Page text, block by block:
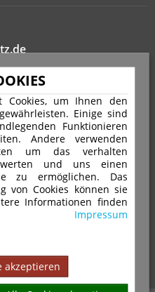
Cookies, um Ihnen den
Einige sind
Funktionieren
Andere verwenden
um das verhalten
und uns einen
zu ermöglichen. Das
von Cookies können sie
Informationen finden
Impressum
akzeptieren
uns
IMPRESSUM
AGB
IHR KONTO